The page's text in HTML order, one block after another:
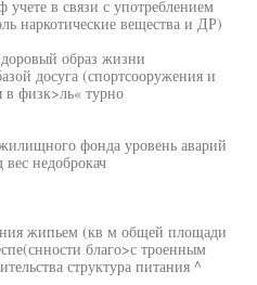
в связи с употреблением
наркотические вещества и ДР)
образ жизни
досуга (спортсооружения и
физк>ль« турно
фонда уровень аварий
недоброкач
жипьем (кв м общей площади
благо>с троенным
структура питания ^